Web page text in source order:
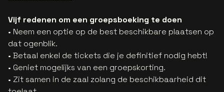
Vijf redenen om een groepsboeking te doen
• Neem een optie op de best beschikbare plaatsen op
dat ogenblik.
• Betaal enkel de tickets die je definitief nodig hebt!
• Geniet mogelijks van een groepskorting.
• Zit samen in de zaal zolang de beschikbaarheid dit